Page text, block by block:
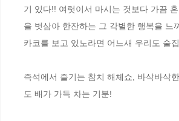
기 있다!! 여럿이서 마시는 것보다 가끔
을 벗삼아 한잔하는 그 각별한 행복을
카코를 보고 있노라면 어느새 우리도 술
즉석에서 즐기는 참치 해체쇼, 바삭바삭
도 배가 가득 차는 기분!